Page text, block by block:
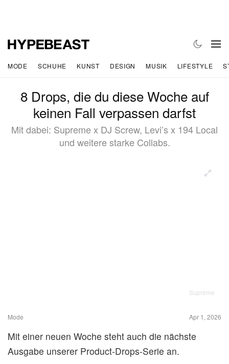
MODE SCHUHE KUNST DESIGN MUSIK LIFESTYLE
8 Drops, die du diese Woche auf
keinen Fall verpassen darfst
Mit dabei: Supreme x DJ Screw, Levi’s x 194 Local
und weitere starke Collabs.
Supreme
Mode Apr 1, 2026
Mit einer neuen Woche steht auch die nächste
Ausgabe unserer Product-Drops-Serie an.